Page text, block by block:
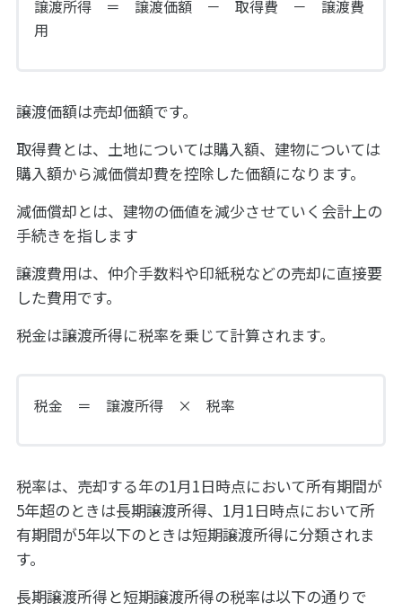
譲渡所得 ＝ 譲渡価額 － 取得費 － 譲渡費
用
譲渡価額は売却価額です。
取得費とは、土地については購入額、建物については
購入額から減価償却費を控除した価額になります。
減価償却とは、建物の価値を減少させていく会計上の
手続きを指します
譲渡費用は、仲介手数料や印紙税などの売却に直接要
した費用です。
税金は譲渡所得に税率を乗じて計算されます。
税金 ＝ 譲渡所得 × 税率
税率は、売却する年の1月1日時点において所有期間が
5年超のときは長期譲渡所得、1月1日時点において所
有期間が5年以下のときは短期譲渡所得に分類されま
す。
長期譲渡所得と短期譲渡所得の税率は以下の通りで